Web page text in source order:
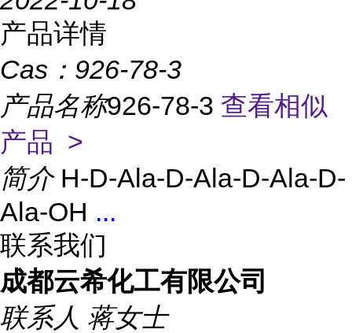
产品详情
Cas： 926-78-3
产品名称926-78-3 查看相似
产品 >
简介 H-D-Ala-D-Ala-D-Ala-D-
Ala-OH ...
联系我们
成都云希化工有限公司
联系人 蒋女士